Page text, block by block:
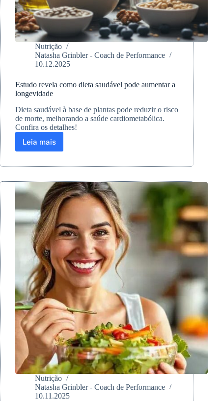
Nutrição
Natasha Grinbler - Coach de Performance
10.12.2025
Estudo revela como dieta saudável pode aumentar a
longevidade
Dieta saudável à base de plantas pode reduzir o risco
de morte, melhorando a saúde cardiometabólica.
Confira os detalhes!
Leia mais
Estudo
como
saudável
pode
aumentar
a
longevidade
Nutrição
Natasha Grinbler - Coach de Performance
10.11.2025